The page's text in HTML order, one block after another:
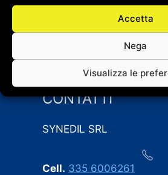
Accetta
Nega
Visualizza le
CONTATTI
SYNEDIL SRL
Cell. 335 6006261